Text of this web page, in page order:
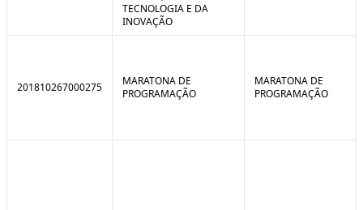
TECNOLOGIA E DA
INOVAÇÃO
201810267000275
MARATONA DE
PROGRAMAÇÃO
MARATONA DE
PROGRAMAÇÃO